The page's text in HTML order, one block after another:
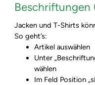
Beschriftungen
Jacken und T-Shirts
So geht’s:
Artikel auswählen
Unter
wählen
Im Feld Position